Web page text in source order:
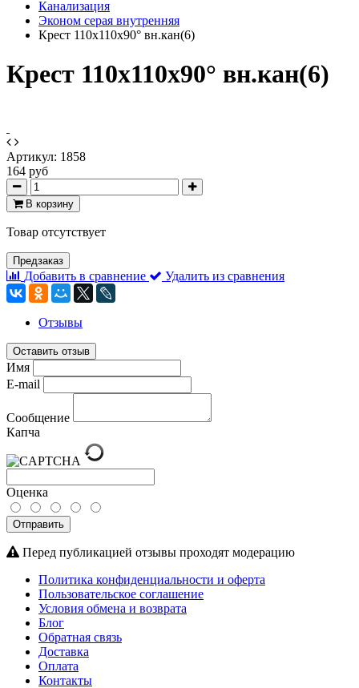
Канализация
Эконом серая внутренняя
Крест 110х110х90° вн.кан(6)
Крест 110х110х90° вн.кан(6)
Артикул: 1858
164 руб
В корзину
Товар отсутствует
Предзаказ
Добавить в сравнение Удалить из сравнения
Отзывы
Оставить отзыв
Имя
E-mail
Сообщение
Капча
Оценка
Отправить
Перед публикацией отзывы проходят модерацию
Политика конфиденциальности и оферта
Пользовательское соглашение
Условия обмена и возврата
Блог
Обратная связь
Доставка
Оплата
Контакты